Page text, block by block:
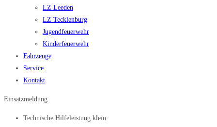
LZ Leeden
LZ Tecklenburg
Jugendfeuerwehr
Kinderfeuerwehr
Fahrzeuge
Service
Kontakt
Einsatzmeldung
Technische Hilfeleistung klein